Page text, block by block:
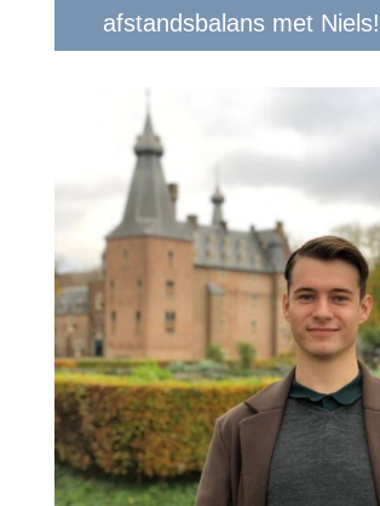
afstandsbalans met Niels!